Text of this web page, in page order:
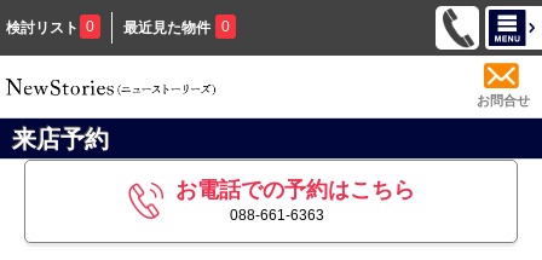
検討リスト 0 最近見た物件 0
お問合せ
来店予約
お電話での予約はこちら
088-661-6363